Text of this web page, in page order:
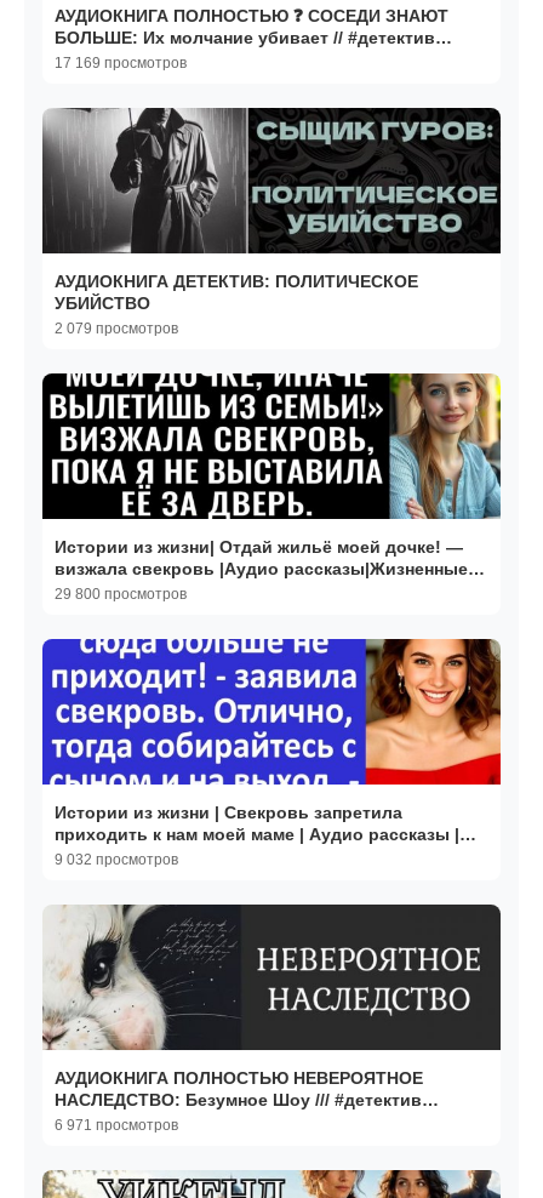
АУДИОКНИГА ПОЛНОСТЬЮ ❓ СОСЕДИ ЗНАЮТ
БОЛЬШЕ: Их молчание убивает // #детектив
#триллер #похищение
17 169 просмотров
АУДИОКНИГА ДЕТЕКТИВ: ПОЛИТИЧЕСКОЕ
УБИЙСТВО
2 079 просмотров
Истории из жизни| Отдай жильё моей дочке! —
визжала свекровь |Аудио рассказы|Жизненные
истории
29 800 просмотров
Истории из жизни | Свекровь запретила
приходить к нам моей маме | Аудио рассказы |
Жизненные истории
9 032 просмотров
АУДИОКНИГА ПОЛНОСТЬЮ НЕВЕРОЯТНОЕ
НАСЛЕДСТВО: Безумное Шоу /// #детектив
#триллер #ирония
6 971 просмотров